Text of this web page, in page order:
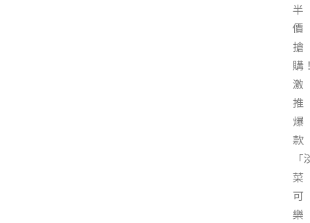
半
價
搶
購
激
推
爆
款
「
菜
可
樂